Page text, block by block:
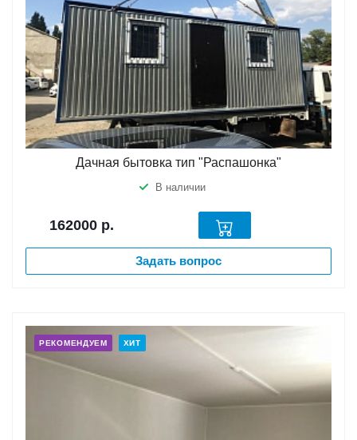
Дачная бытовка тип "Распашонка"
В наличии
162000 р.
Задать вопрос
РЕКОМЕНДУЕМ ХИТ